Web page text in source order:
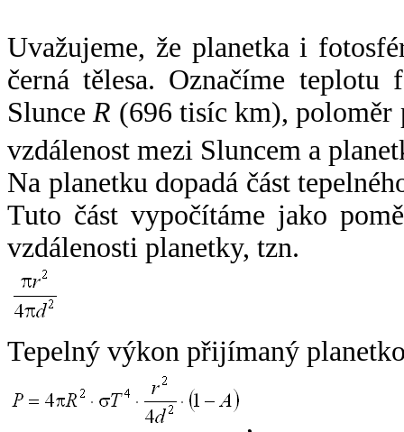
Uvažujeme, že planetka i
černá tělesa. Označíme
SlunceR (696 tisíc km),
vzdálenost mezi Sluncem a
Na planetku dopadá část
Tuto část vypočítáme jako
vzdálenosti planetky, tzn.
Tepelný výkon přijímaný
,